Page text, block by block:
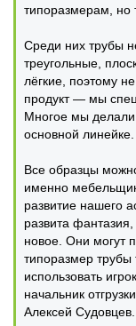
типоразмерам, но
Среди них трубы
треугольные,
лёгкие, поэтому
продукт — мы
Многое мы делали
основной линейке.
Все образцы
именно
развитие нашего
развита
новое. Они могут
типоразмер
использовать
начальник
Алексей Судовцев.